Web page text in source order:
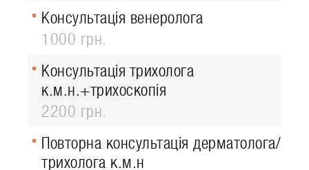
Консультація венеролога
1000 грн.
Консультація трихолога
к.м.н.+трихоскопія
2200 грн.
Повторна консультація дерматолога/
трихолога к.м.н